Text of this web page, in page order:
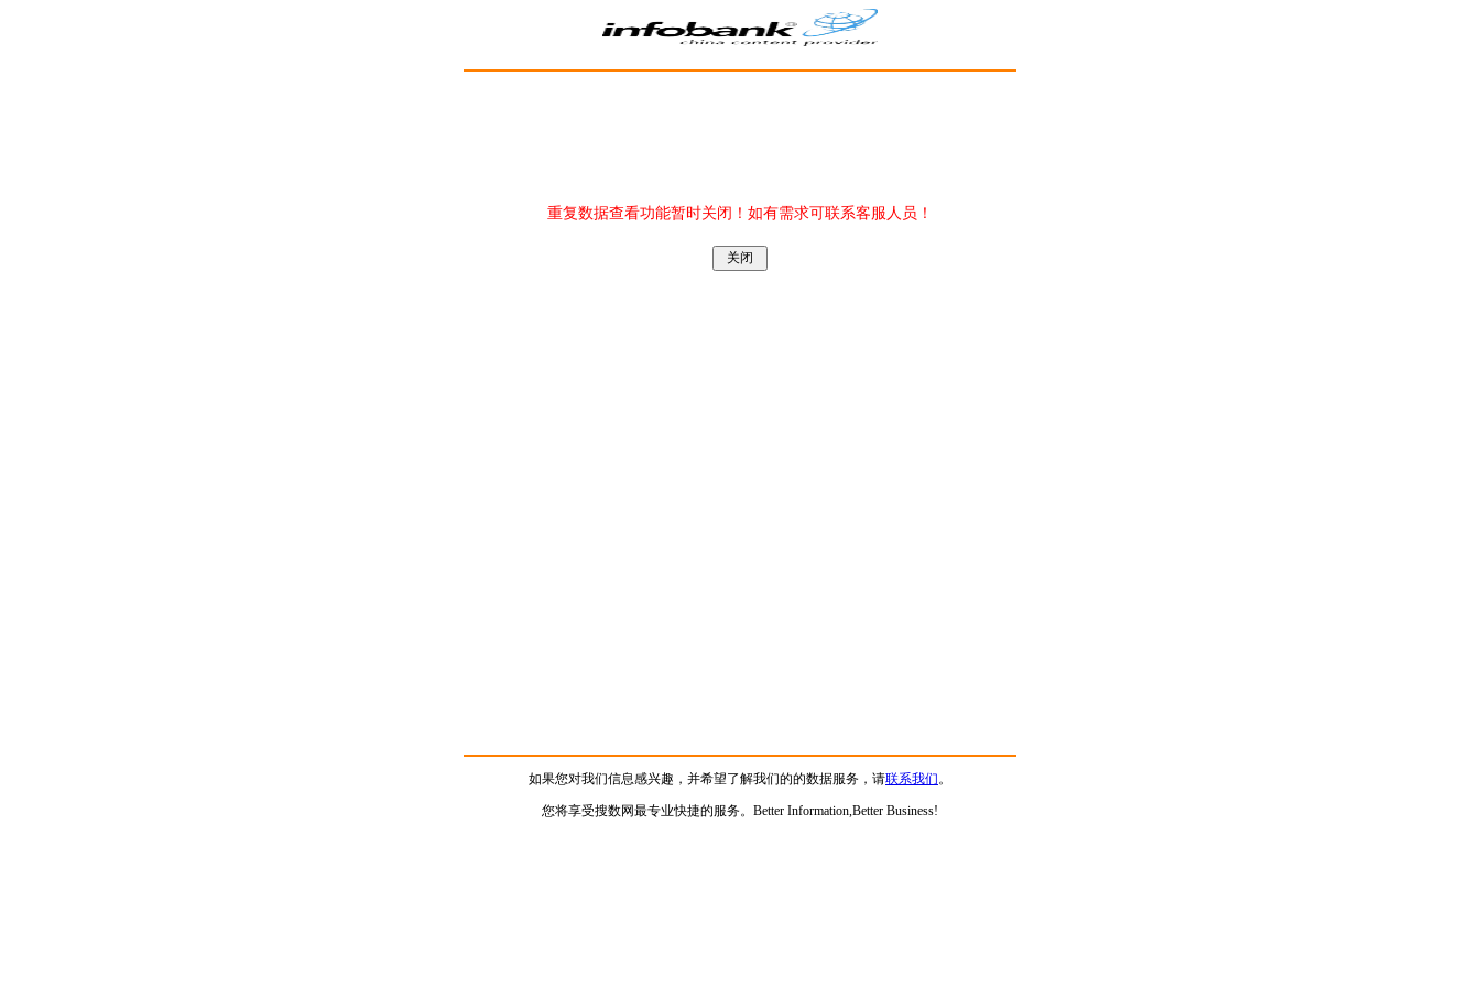
重复数据查看功能暂时关闭！如有需求可联系客服人员！
如果您对我们信息感兴趣，并希望了解我们的的数据服务，请联系我们。
您将享受搜数网最专业快捷的服务。Better Information,Better Business!